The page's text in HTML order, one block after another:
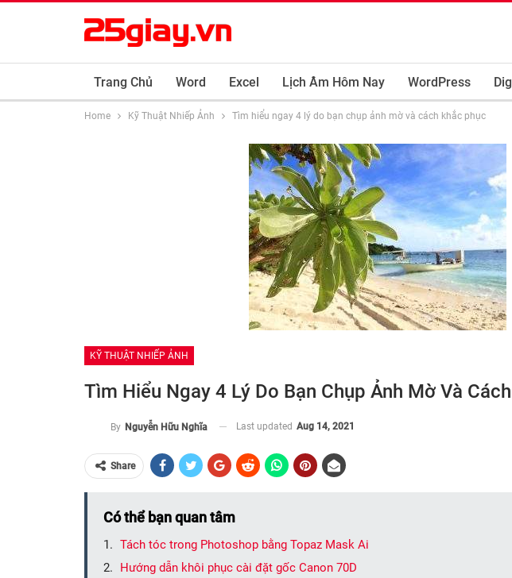
Trang Chủ Word Excel Lịch Âm Hôm Nay WordPress
Home Kỹ Thuật Nhiếp Ảnh Tìm hiểu ngay 4 lý do bạn chụp ảnh mờ và cách khắc phục
KỸ THUẬT NHIẾP ẢNH
Tìm Hiểu Ngay 4 Lý Do Bạn Chụp Ảnh Mờ Và
By Nguyễn Hữu Nghĩa Last updated Aug 14, 2021
Share
Có thể bạn quan tâm
Tách tóc trong Photoshop bằng Topaz Mask Ai
Hướng dẫn khôi phục cài đặt gốc Canon 70D